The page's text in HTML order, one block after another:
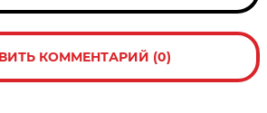
КОММЕНТАРИЙ (0)